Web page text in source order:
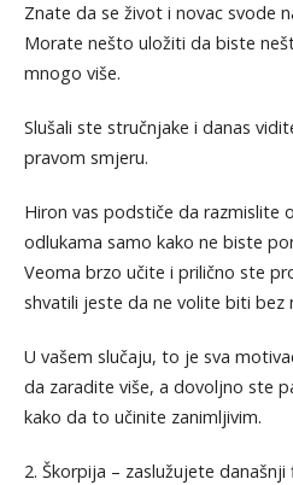
Znate da se život i novac svode
Morate nešto uložiti da biste
mnogo više.
Slušali ste stručnjake i danas
pravom smjeru.
Hiron vas podstiče da razmislite
odlukama samo kako ne biste
Veoma brzo učite i prilično ste
shvatili jeste da ne volite biti bez
U vašem slučaju, to je sva
da zaradite više, a dovoljno ste
kako da to učinite zanimljivim.
2. Škorpija – zaslužujete današnji